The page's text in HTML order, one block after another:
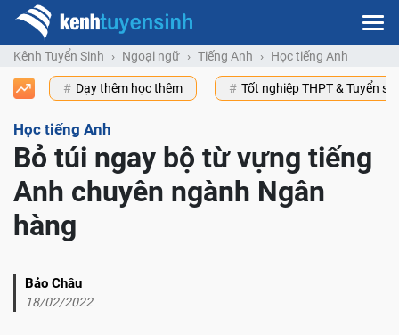
Kênh Tuyển Sinh Ngoại ngữ Tiếng Anh Học tiếng Anh
Dạy thêm học thêm Tốt nghiệp THPT & Tuyển
Học tiếng Anh
Bỏ túi ngay bộ từ vựng tiếng
Anh chuyên ngành Ngân
hàng
Bảo Châu
18/02/2022